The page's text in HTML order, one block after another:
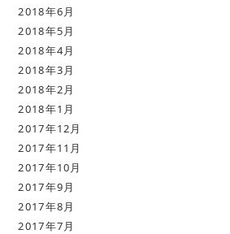
2018年6月
2018年5月
2018年4月
2018年3月
2018年2月
2018年1月
2017年12月
2017年11月
2017年10月
2017年9月
2017年8月
2017年7月